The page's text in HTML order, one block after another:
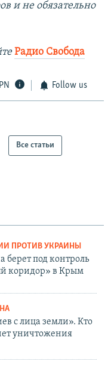
и не обязательно
Радио Свобода
Follow us
Все статьи
ПРОТИВ УКРАИНЫ
берет под контроль
коридор» в Крым
с лица земли». Кто
уничтожения